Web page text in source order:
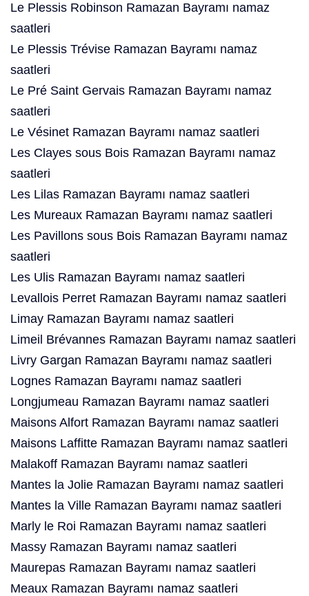
Le Plessis Robinson Ramazan Bayramı namaz
saatleri
Le Plessis Trévise Ramazan Bayramı namaz
saatleri
Le Pré Saint Gervais Ramazan Bayramı namaz
saatleri
Le Vésinet Ramazan Bayramı namaz saatleri
Les Clayes sous Bois Ramazan Bayramı namaz
saatleri
Les Lilas Ramazan Bayramı namaz saatleri
Les Mureaux Ramazan Bayramı namaz saatleri
Les Pavillons sous Bois Ramazan Bayramı namaz
saatleri
Les Ulis Ramazan Bayramı namaz saatleri
Levallois Perret Ramazan Bayramı namaz saatleri
Limay Ramazan Bayramı namaz saatleri
Limeil Brévannes Ramazan Bayramı namaz saatleri
Livry Gargan Ramazan Bayramı namaz saatleri
Lognes Ramazan Bayramı namaz saatleri
Longjumeau Ramazan Bayramı namaz saatleri
Maisons Alfort Ramazan Bayramı namaz saatleri
Maisons Laffitte Ramazan Bayramı namaz saatleri
Malakoff Ramazan Bayramı namaz saatleri
Mantes la Jolie Ramazan Bayramı namaz saatleri
Mantes la Ville Ramazan Bayramı namaz saatleri
Marly le Roi Ramazan Bayramı namaz saatleri
Massy Ramazan Bayramı namaz saatleri
Maurepas Ramazan Bayramı namaz saatleri
Meaux Ramazan Bayramı namaz saatleri